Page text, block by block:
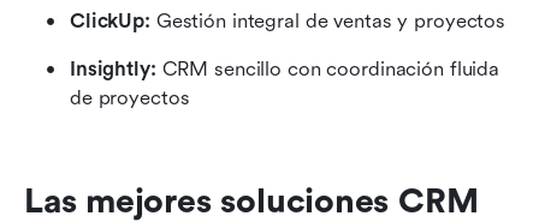
ClickUp: Gestión integral de ventas y proyectos
Insightly: CRM sencillo con coordinación fluida
de proyectos
Las mejores soluciones CRM